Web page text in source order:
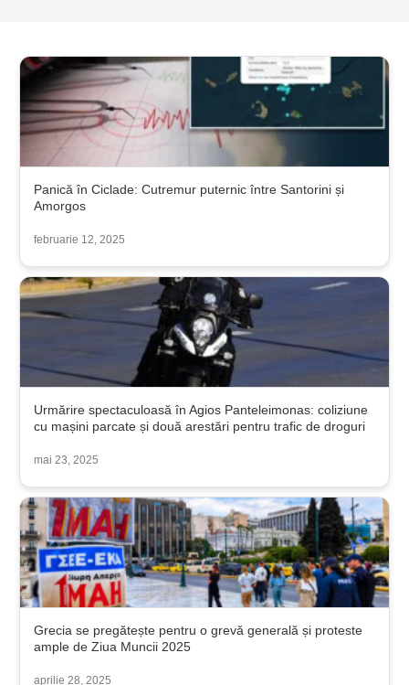
Panică în Ciclade: Cutremur puternic între Santorini și
Amorgos
februarie 12, 2025
Urmărire spectaculoasă în Agios Panteleimonas: coliziune
cu mașini parcate și două arestări pentru trafic de droguri
mai 23, 2025
Grecia se pregătește pentru o grevă generală și proteste
ample de Ziua Muncii 2025
aprilie 28, 2025